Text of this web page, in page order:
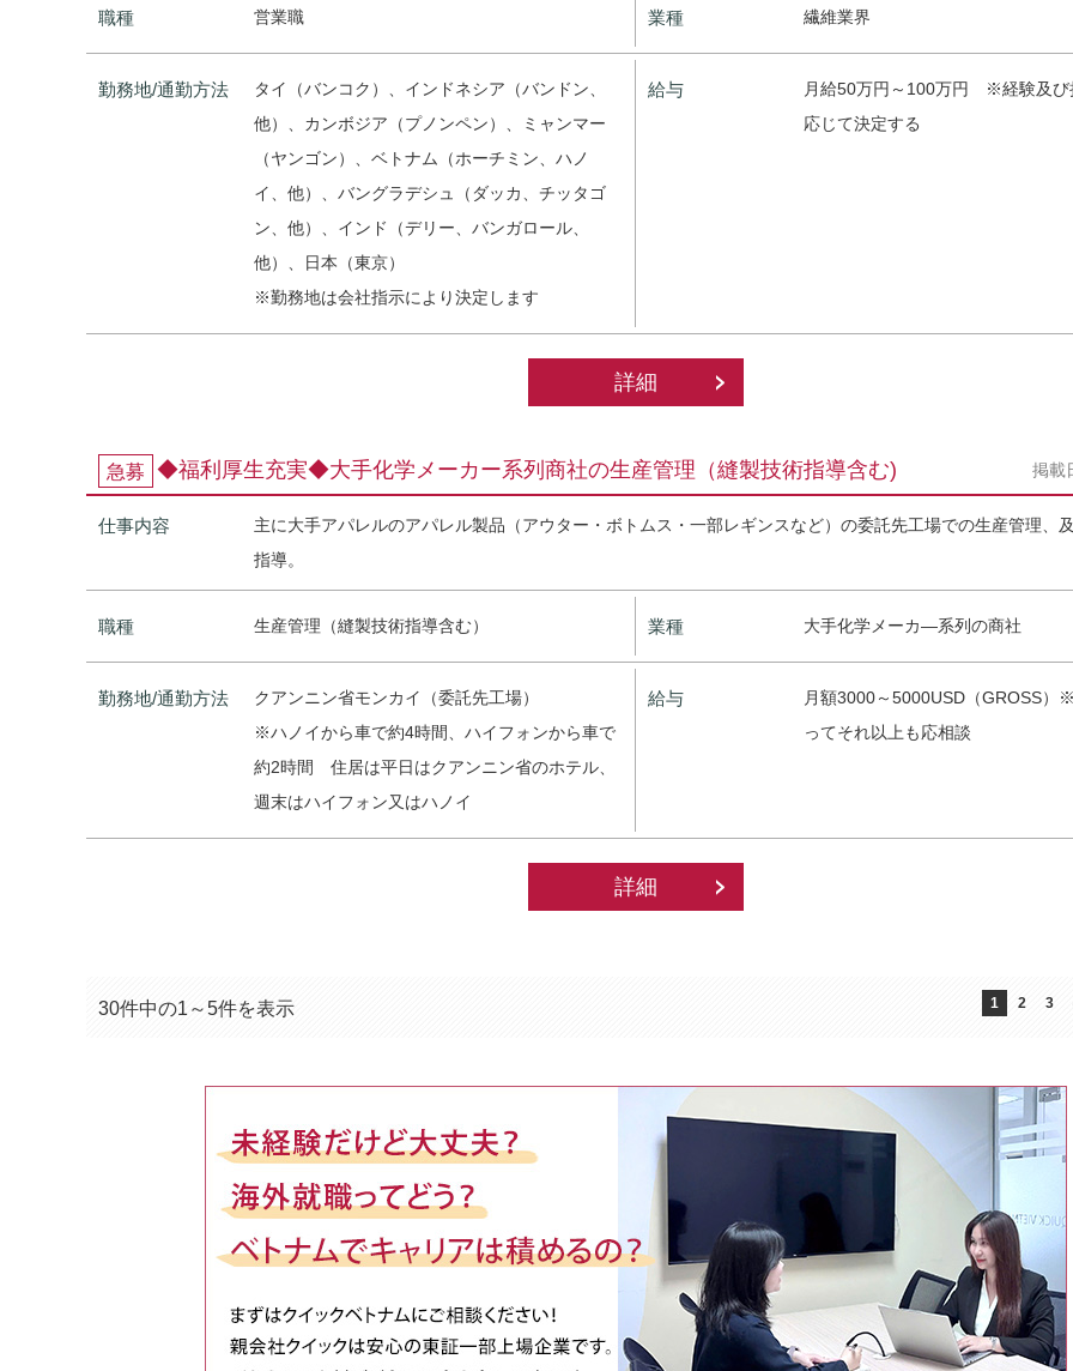
職種 営業職 業種 繊維業界
勤務地/通勤方法
タイ（バンコク）、インドネシア（バンドン、
他）、カンボジア（プノンペン）、ミャンマー
（ヤンゴン）、ベトナム（ホーチミン、ハノ
イ、他）、バングラデシュ（ダッカ、チッタゴ
ン、他）、インド（デリー、バンガロール、
他）、日本（東京）
※勤務地は会社指示により決定します
給与
月給50万円～100万円 ※経験及び
応じて決定する
詳細
急募 ◆福利厚生充実◆大手化学メーカー系列商社の生産管理（縫製技術指導含む) 掲載
仕事内容
主に大手アパレルのアパレル製品（アウター・ボトムス・一部レギンスなど）の委託先工場での生産管理、
指導。
職種 生産管理（縫製技術指導含む） 業種 大手化学メーカ―系列の商社
勤務地/通勤方法
クアンニン省モンカイ（委託先工場）
※ハノイから車で約4時間、ハイフォンから車で
約2時間 住居は平日はクアンニン省のホテル、
週末はハイフォン又はハノイ
給与
月額3000～5000USD（GROSS）
ってそれ以上も応相談
詳細
30件中の1～5件を表示 1 2 3